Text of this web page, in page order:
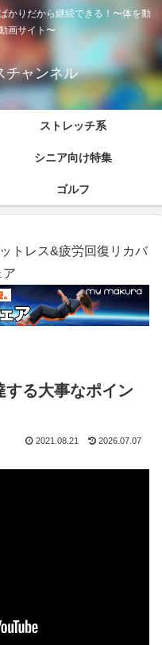
かりだから継続できる！〜体を動
画サイト〜
チャンネル
ストレッチ系
シニア向け特集
ゴルフ
トレス&疲労回復リカバ
ア
する大事なポイン
2021.08.21 2026.07.07